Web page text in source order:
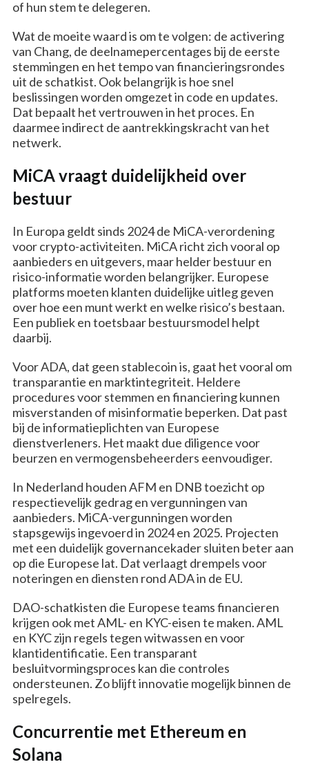
of hun stem te delegeren.
Wat de moeite waard is om te volgen: de activering
van Chang, de deelnamepercentages bij de eerste
stemmingen en het tempo van financieringsrondes
uit de schatkist. Ook belangrijk is hoe snel
beslissingen worden omgezet in code en updates.
Dat bepaalt het vertrouwen in het proces. En
daarmee indirect de aantrekkingskracht van het
netwerk.
MiCA vraagt duidelijkheid over
bestuur
In Europa geldt sinds 2024 de MiCA-verordening
voor crypto-activiteiten. MiCA richt zich vooral op
aanbieders en uitgevers, maar helder bestuur en
risico-informatie worden belangrijker. Europese
platforms moeten klanten duidelijke uitleg geven
over hoe een munt werkt en welke risico’s bestaan.
Een publiek en toetsbaar bestuursmodel helpt
daarbij.
Voor ADA, dat geen stablecoin is, gaat het vooral om
transparantie en marktintegriteit. Heldere
procedures voor stemmen en financiering kunnen
misverstanden of misinformatie beperken. Dat past
bij de informatieplichten van Europese
dienstverleners. Het maakt due diligence voor
beurzen en vermogensbeheerders eenvoudiger.
In Nederland houden AFM en DNB toezicht op
respectievelijk gedrag en vergunningen van
aanbieders. MiCA-vergunningen worden
stapsgewijs ingevoerd in 2024 en 2025. Projecten
met een duidelijk governancekader sluiten beter aan
op die Europese lat. Dat verlaagt drempels voor
noteringen en diensten rond ADA in de EU.
DAO-schatkisten die Europese teams financieren
krijgen ook met AML- en KYC-eisen te maken. AML
en KYC zijn regels tegen witwassen en voor
klantidentificatie. Een transparant
besluitvormingsproces kan die controles
ondersteunen. Zo blijft innovatie mogelijk binnen de
spelregels.
Concurrentie met Ethereum en
Solana